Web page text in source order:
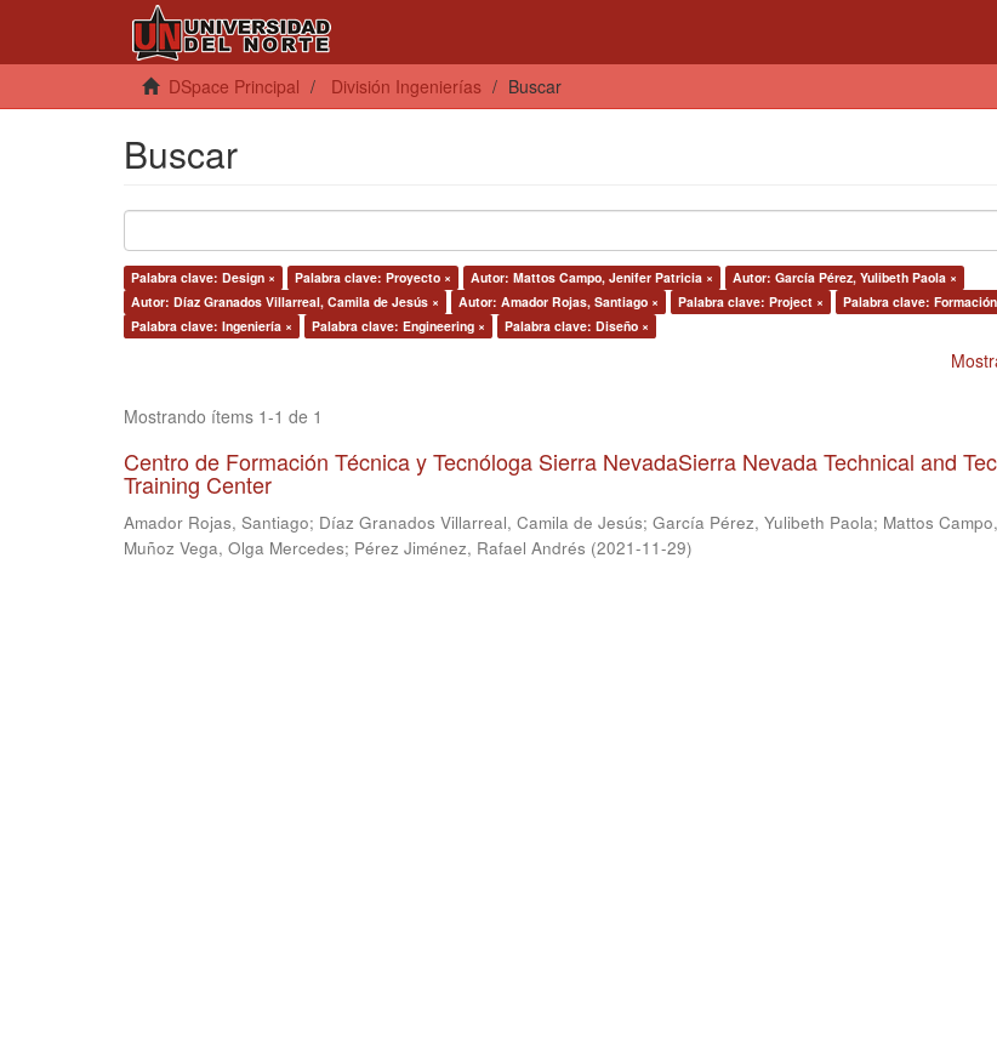
DSpace Principal División Ingenierías Buscar
Buscar
Palabra clave: Design × Palabra clave: Proyecto × Autor: Mattos Campo, Jenifer Patricia ×
Autor: García Pérez, Yulibeth Paola ×
Autor: Díaz Granados Villarreal, Camila de Jesús ×
Autor: Amador Rojas, Santiago × Palabra clave: Project ×
Palabra clave:
Palabra clave: Ingeniería ×
Palabra clave: Engineering × Palabra clave: Diseño ×
Mostrando ítems 1-1 de 1
Centro de Formación Técnica y Tecnóloga Sierra NevadaSierra Nevada Technical and
Training Center
Amador Rojas, Santiago; Díaz Granados Villarreal, Camila de Jesús; García Pérez, Yulibeth Paola; Mattos
Muñoz Vega, Olga Mercedes; Pérez Jiménez, Rafael Andrés (2021-11-29)